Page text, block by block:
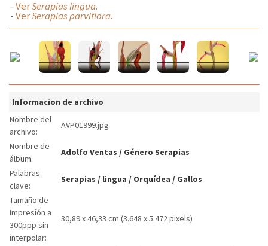
-VerSerapias lingua.
-VerSerapias parviflora.
Informacion de archivo
Nombre del
archivo:
AVP01999.jpg
Nombre de
álbum:
Adolfo Ventas / Género Serapias
Palabras
clave:
Serapias / lingua / Orquídea / Gallos
Tamaño de
Impresión a
300ppp sin
interpolar:
30,89 x 46,33 cm (3.648 x 5.472 pixels)